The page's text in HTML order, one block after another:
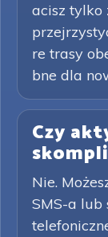
acisz tylko
re trasy
bne dla
Czy
Nie.
SMS-a lub